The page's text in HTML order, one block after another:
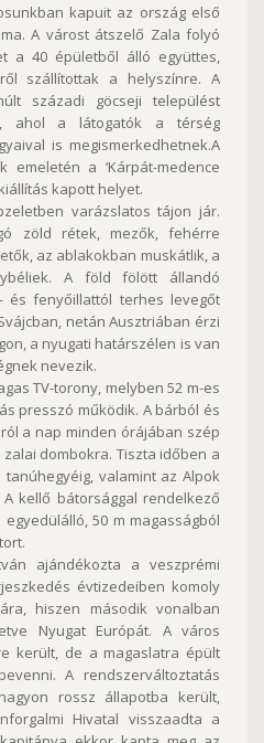
kapuit az ország első
A várost átszelő Zala folyó
a 40 épületből álló együttes,
szállítottak a helyszínre. A
századi göcseji települést
ahol a látogatók a térség
is megismerkedhetnek.A
emeletén a ‘Kárpát-medence
kapott helyet.
varázslatos tájon jár.
zöld rétek, mezők, fehérre
az ablakokban muskátlik, a
A föld fölött állandó
és fenyőillattól terhes levegőt
netán Ausztriában érzi
a nyugati határszélen is van
nevezik.
TV-torony, melyben 52 m-es
presszó működik. A bárból és
a nap minden órájában szép
dombokra. Tiszta időben a
valamint az Alpok
kellő bátorsággal rendelkező
50 m magasságból
ajándékozta a veszprémi
évtizedeiben komoly
hiszen második vonalban
Nyugat Európát. A város
került, de a magaslatra épült
A rendszerváltoztatás
rossz állapotba került,
Hivatal visszaadta a